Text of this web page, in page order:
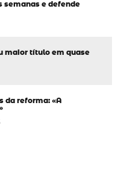
semanas e defende
maior título em quase
da reforma: «A